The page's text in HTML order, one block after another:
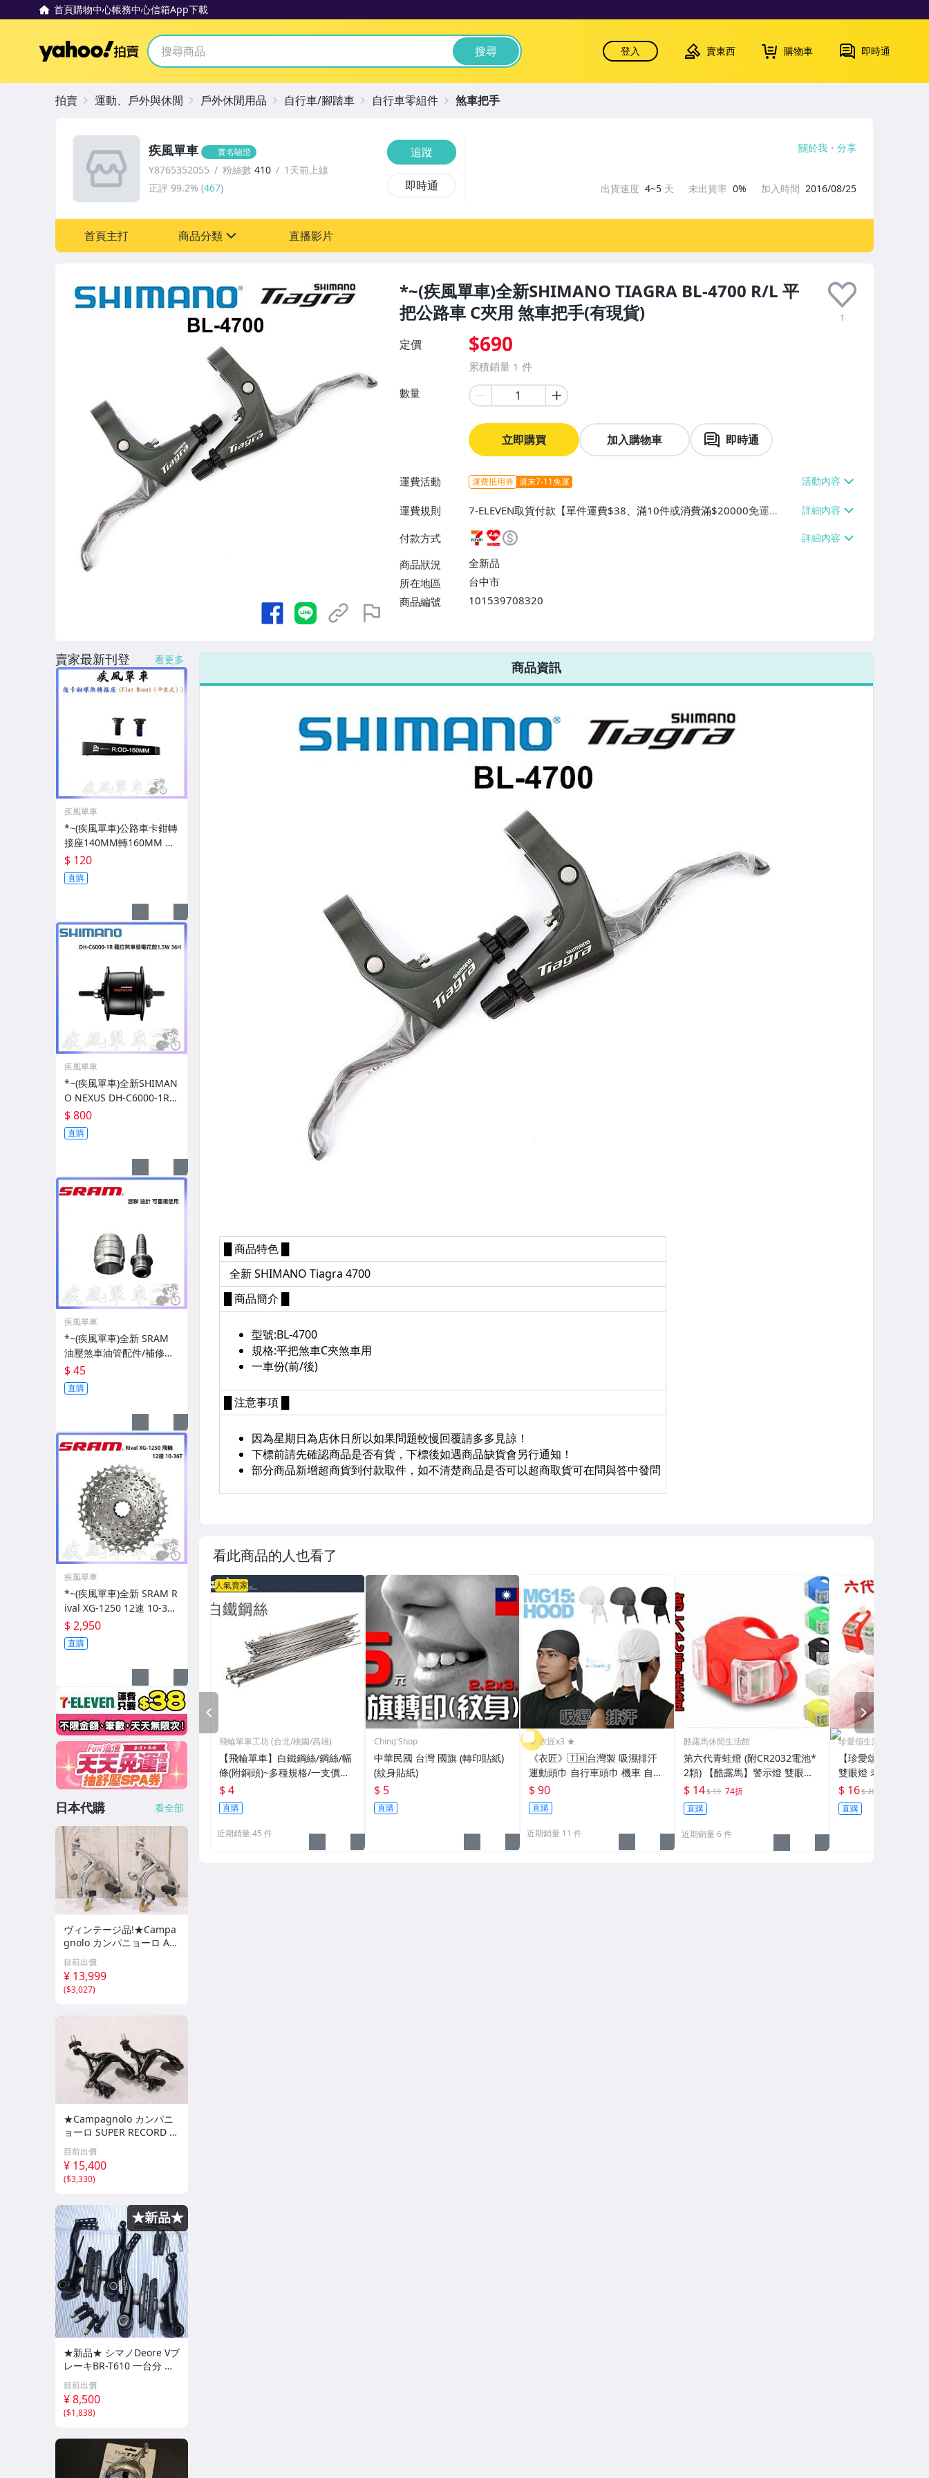
首頁購物中心帳務中心信箱App下載
Yahoo拍賣 搜尋 登入 賣東西 購物車 即時通
*~(疾風單車)全新SHIMANO TIAGRA BL-4700 R/L 平
把公路車 C夾用 煞車把手(有現貨)
1
定價 $690
累積銷量 1 件
數量
立即購買 加入購物車 即時通
運費活動 運費抵用券 週末7-11免運
運費規則
7-ELEVEN取貨付款【單件運費$38、滿10件或消費滿$20000免運
費】、萊爾富取貨付款【單件運費$60、滿10件或消費滿$20000免運
費】、宅配/貨運【單件運費$150、滿10件或消費滿$20000免運費】、
郵局掛號【單件運費$120、滿10件或消費滿$20000免運費】
付款方式
商品狀況
全新品
所在地區
台中市
商品編號
101539708320
疾風單車 實名驗證
Y8765352055 粉絲數 410
1天前上線
正評 99.2% (467)
追蹤
即時通
關於我 分享
出貨速度 4~5 天 未出貨率 0% 加入時間 2016/08/25
首頁主打 商品分類
運動、戶外與休閒
直播影片
拍賣 運動、戶外與休閒 戶外休閒用品 自行車/腳踏車 自行車零組件 煞車把手
商品資訊
看此商品的人也看了
人氣賣家
飛輪單車工坊 (台北/桃園/高雄)
【飛輪單車】白鐵鋼絲/鋼絲/幅
條(附銅頭)~多種規格/一支價格
需要多少買多少[1101]
$ 4
直購
近期銷量 45 件
Ching'Shop
中華民國 台灣 國旗 (轉印貼紙)
(紋身貼紙)
$ 5
直購
★ 衣匠x3 ★
《衣匠》🇹🇼台灣製 吸濕排汗
運動頭巾 自行車頭巾 機車 自行
車小帽 海盜帽﹝MG15﹞
$ 90
直購
近期銷量 11 件
酷露馬休閒生活館
第六代青蛙燈 (附CR2032電池*
2顆) 【酷露馬】警示燈 雙眼燈
車燈 自行車尾燈 前燈 LED燈BL
001
$ 14$ 19 74折
直購
近期銷量 6 件
珍愛頌生活館
【珍愛頌】B035 第
雙眼燈 老鼠燈 警示
營燈 營釘燈 帳篷燈
營柱燈 自行車燈
$ 16$ 20
直購
賣家最新刊登 看更多
疾風單車
*~(疾風單車)公路車卡鉗轉
接座140MM轉160MM 適
用Flat Mount 卡鉗(有現
貨)
$ 120
直購
疾風單車
*~(疾風單車)全新SHIMAN
O NEXUS DH-C6000-1R
羅拉煞車專用發電花鼓 1.5
W(有現貨)
$ 800
直購
疾風單車
*~(疾風單車)全新 SRAM
油壓煞車油管配件/補修件
AVID 新款油壓碟煞 油針、
迫緊環(有現貨)
$ 45
直購
疾風單車
*~(疾風單車)全新 SRAM R
ival XG-1250 12速 10-36T
出清(有現貨)
$ 2,950
直購
日本代購 看全部
ヴィンテージ品!★Campa
gnolo カンパニョーロ AT
HENA MONOPLANE モノ
プラナー リムブレーキセ
ット
目前出價
¥ 13,999
($3,027)
★Campagnolo カンパニ
ョーロ SUPER RECORD B
R11-SR リムブレーキセッ
ト 美品
目前出價
¥ 15,400
($3,330)
★新品★ シマノDeore Vブ
レーキBR-T610 一台分 ブ
ラック shimano デオーレ
ディオーレ
目前出價
¥ 8,500
($1,838)